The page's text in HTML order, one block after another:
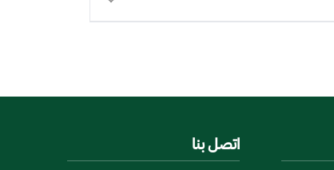
اتصل بنا